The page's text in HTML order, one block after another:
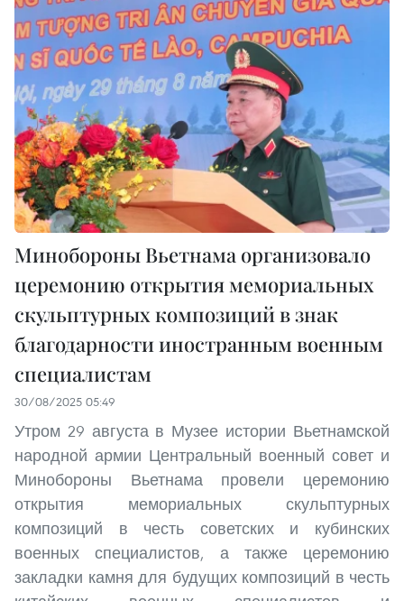
Минобороны Вьетнама организовало
церемонию открытия мемориальных
скульптурных композиций в знак
благодарности иностранным военным
специалистам
30/08/2025 05:49
Утром 29 августа в Музее истории Вьетнамской
народной армии Центральный военный совет и
Минобороны Вьетнама провели церемонию
открытия мемориальных скульптурных
композиций в честь советских и кубинских
военных специалистов, а также церемонию
закладки камня для будущих композиций в честь